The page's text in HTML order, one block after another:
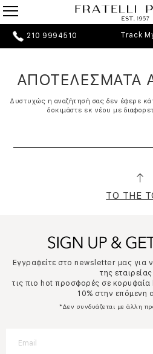
210 9994510 Track
ΑΠΟΤΕΛΕΣΜΑΤΑ
Δυστυχώς η αναζήτησή σας δεν έφερε
δοκιμάστε εκ νέου με
TO THE
Εγγραφείτε στο newsletter μας για
της
τις πιο hot προσφορές σε
10% στην επόμενη
*Δεν συνδυάζεται με άλλη